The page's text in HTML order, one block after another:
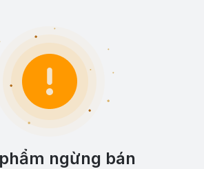
ngừng bán